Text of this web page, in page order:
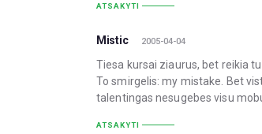
ATSAKYTI
Mistic 2005-04-04
Tiesa kursai ziaurus, bet reikia
To smirgelis: my mistake. Bet
talentingas nesugebes visu
ATSAKYTI